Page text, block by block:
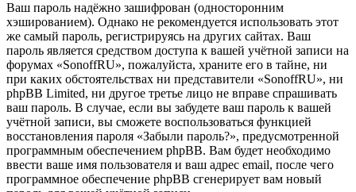
Ваш пароль надёжно зашифрован (односторонним
хэшированием). Однако не рекомендуется использовать этот
же самый пароль, регистрируясь на других сайтах. Ваш
пароль является средством доступа к вашей учётной записи на
форумах «SonoffRU», пожалуйста, храните его в тайне, ни
при каких обстоятельствах ни представители «SonoffRU», ни
phpBB Limited, ни другое третье лицо не вправе спрашивать
ваш пароль. В случае, если вы забудете ваш пароль к вашей
учётной записи, вы сможете воспользоваться функцией
восстановления пароля «Забыли пароль?», предусмотренной
программным обеспечением phpBB. Вам будет необходимо
ввести ваше имя пользователя и ваш адрес email, после чего
программное обеспечение phpBB сгенерирует вам новый